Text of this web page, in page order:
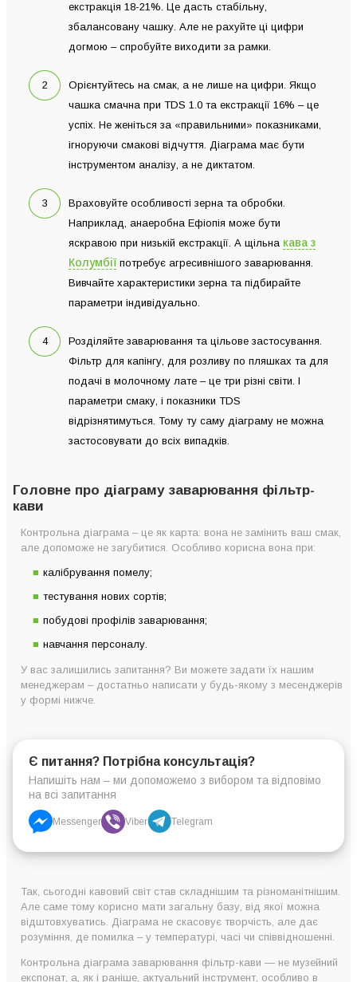
екстракція 18-21%. Це дасть стабільну,
збалансовану чашку. Але не рахуйте ці цифри
догмою – спробуйте виходити за рамки.
Орієнтуйтесь на смак, а не лише на цифри. Якщо
чашка смачна при TDS 1.0 та екстракції 16% – це
успіх. Не женіться за «правильними» показниками,
ігноруючи смакові відчуття. Діаграма має бути
інструментом аналізу, а не диктатом.
Враховуйте особливості зерна та обробки.
Наприклад, анаеробна Ефіопія може бути
яскравою при низькій екстракції. А щільна кава з
Колумбії потребує агресивнішого заварювання.
Вивчайте характеристики зерна та підбирайте
параметри індивідуально.
Розділяйте заварювання та цільове застосування.
Фільтр для капінгу, для розливу по пляшках та для
подачі в молочному лате – це три різні світи. І
параметри смаку, і показники TDS
відрізнятимуться. Тому ту саму діаграму не можна
застосовувати до всіх випадків.
Головне про діаграму заварювання фільтр-
кави
Контрольна діаграма – це як карта: вона не замінить ваш смак,
але допоможе не загубитися. Особливо корисна вона при:
калібрування помелу;
тестування нових сортів;
побудові профілів заварювання;
навчання персоналу.
У вас залишились запитання? Ви можете задати їх нашим
менеджерам – достатньо написати у будь-якому з месенджерів
у формі нижче.
Є питання? Потрібна консультація?
Напишіть нам – ми допоможемо з вибором та відповімо
на всі запитання
Messenger Viber Telegram
Так, сьогодні кавовий світ став складнішим та різноманітнішим.
Але саме тому корисно мати загальну базу, від якої можна
відштовхуватись. Діаграма не скасовує творчість, але дає
розуміння, де помилка – у температурі, часі чи співвідношенні.
Контрольна діаграма заварювання фільтр-кави — не музейний
експонат, а, як і раніше, актуальний інструмент, особливо в